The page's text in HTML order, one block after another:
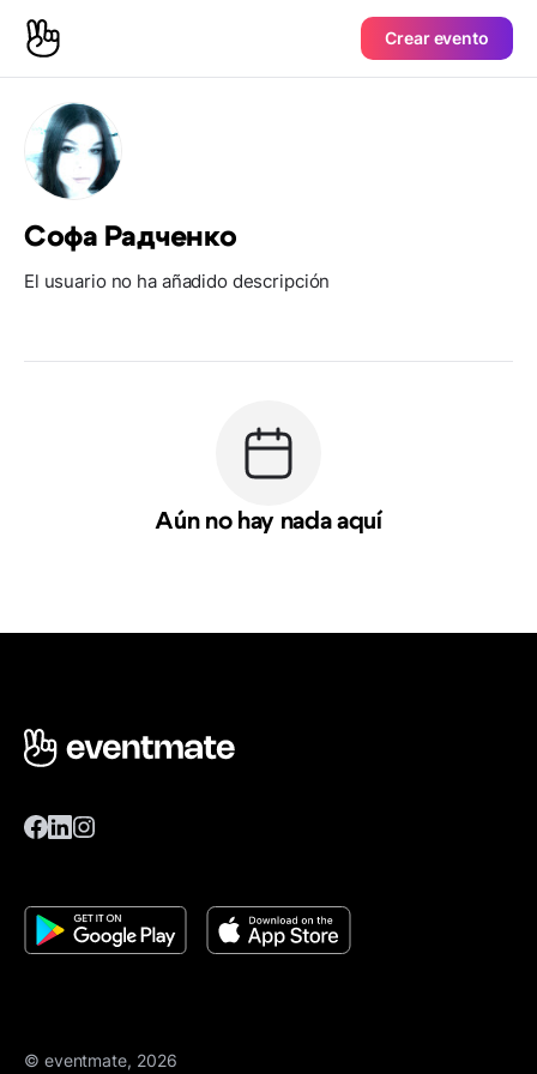
Crear evento
Софа Радченко
El usuario no ha añadido descripción
Aún no hay nada aquí
© eventmate, 2026